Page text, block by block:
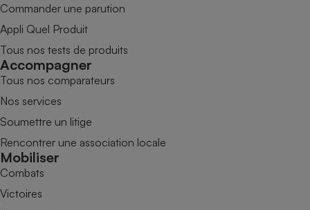
Commander une parution
Appli Quel Produit
Tous nos tests de produits
Accompagner
Tous nos comparateurs
Nos services
Soumettre un litige
Rencontrer une association locale
Mobiliser
Combats
Victoires